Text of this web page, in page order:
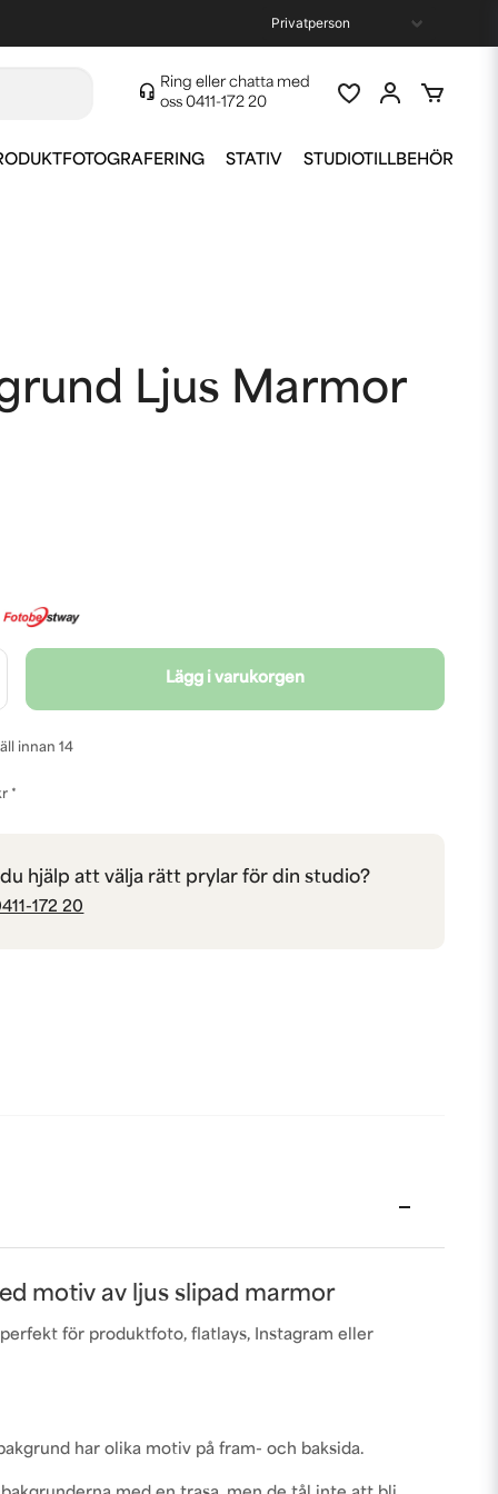
Ring eller chatta med
oss 0411-172 20
STATIV STUDIOTILLBEHÖR
Ljus Marmor
Lägg i varukorgen
innan 14
*
du hjälp att välja rätt prylar för din studio?
172 20
motiv av ljus slipad marmor
för produktfoto, flatlays, Instagram eller
har olika motiv på fram- och baksida.